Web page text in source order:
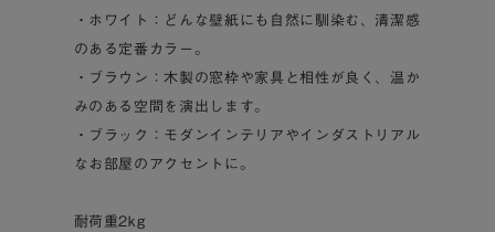
・ホワイト：どんな壁紙にも自然に馴染む、清潔感
のある定番カラー。
・ブラウン：木製の窓枠や家具と相性が良く、温か
みのある空間を演出します。
・ブラック：モダンインテリアやインダストリアル
なお部屋のアクセントに。
耐荷重2kg